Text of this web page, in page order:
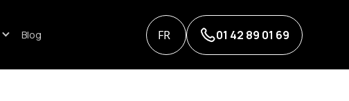
Blog FR 01 42 89 01 69